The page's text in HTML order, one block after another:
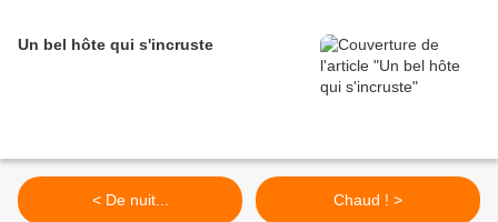
Un bel hôte qui s'incruste
< De nuit... Chaud ! >